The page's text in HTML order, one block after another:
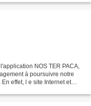
NOS TER PACA,
à poursuivre notre
effet, l e site Internet et